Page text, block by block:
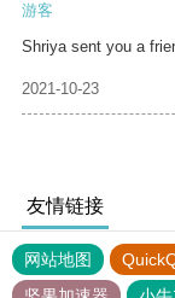
游客
Shriya sent you a
2021-10-23
友情链接
网站地图